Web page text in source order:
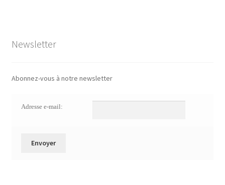
Newsletter
Abonnez-vous à notre newsletter
Adresse e-mail: